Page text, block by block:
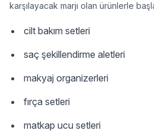
karşılayacak marjı olan ürünlerle
cilt bakım setleri
saç şekillendirme aletleri
makyaj organizerleri
fırça setleri
matkap ucu setleri